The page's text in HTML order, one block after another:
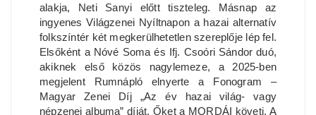
alakja, Neti Sanyi előtt tiszteleg. Másnap az
ingyenes Világzenei Nyíltnapon a hazai alternatív
folkszíntér két megkerülhetetlen szereplője lép fel.
Elsőként a Nóvé Soma és Ifj. Csoóri Sándor duó,
akiknek első közös nagylemeze, a 2025-ben
megjelent Rumnápló elnyerte a Fonogram –
Magyar Zenei Díj „Az év hazai világ- vagy
népzenei albuma” díját. Őket a MORDÁI követi. A